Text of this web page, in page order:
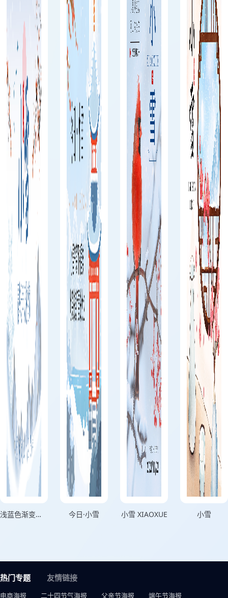
浅蓝色渐变插画风格霜华无声万物潜藏横版小雪节气海报 今日·小雪 小雪 XIAOXUE 小雪
热门专题 友情链接
电商海报 二十四节气海报 父亲节海报 端午节海报